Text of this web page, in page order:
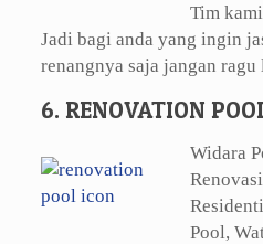
Tim
Jadi bagi anda yang ingin
renangnya saja jangan
6. RENOVATION
Widara
Pool,